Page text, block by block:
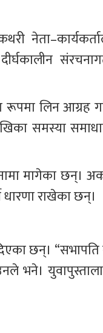
रूपमा लिन आग्रह
समस्या
मागेका छन्।
धारणा राखेका छन्।
छन्।
भने।